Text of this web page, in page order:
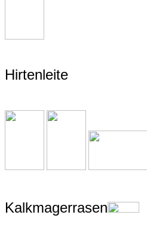
Hirtenleite
Kalkmagerrasen